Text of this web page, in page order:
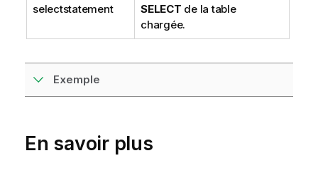
selectstatement
SELECT de la table
chargée.
Exemple
En savoir plus